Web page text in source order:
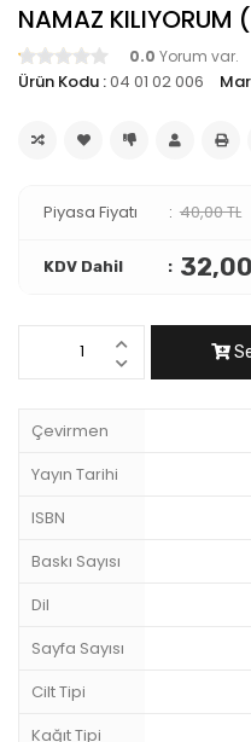
NAMAZ KILIYORUM
0.0 Yorum var.
Ürün Kodu :04 01 02 006
Piyasa Fiyatı 40,00 TL
KDV Dahil
Çevirmen
Yayın Tarihi
ISBN
Baskı Sayısı
Dil
Sayfa Sayısı
Cilt Tipi
Kağıt Tipi